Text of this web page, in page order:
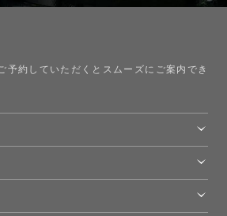
予約していただくとスムーズにご案内でき